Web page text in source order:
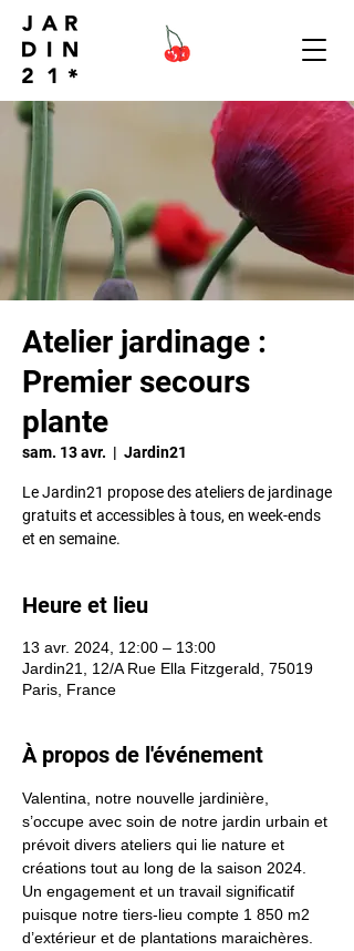
Atelier jardinage :
Premier secours
plante
sam. 13 avr.
  |
Jardin21
Le Jardin21 propose des ateliers de jardinage
gratuits et accessibles à tous, en week-ends
Heure et lieu
13 avr. 2024, 12:00 – 13:00
Jardin21, 12/A Rue Ella Fitzgerald, 75019
Paris, France
À propos de l'événement
Valentina, notre nouvelle jardinière,
s’occupe avec soin de notre jardin urbain et
prévoit divers ateliers qui lie nature et
créations tout au long de la saison 2024.
Un engagement et un travail significatif
puisque notre tiers-lieu compte 1 850 m2
d’extérieur et de plantations maraichères.